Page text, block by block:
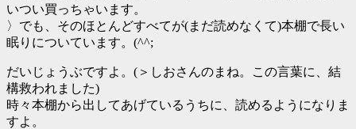
いつい買っちゃいます。
〉でも、そのほとんどすべてが(まだ読めなくて)本棚で長い
眠りについています。(^^;
だいじょうぶですよ。(＞しおさんのまね。この言葉に、結
構救われました)
時々本棚から出してあげているうちに、読めるようになりま
すよ。